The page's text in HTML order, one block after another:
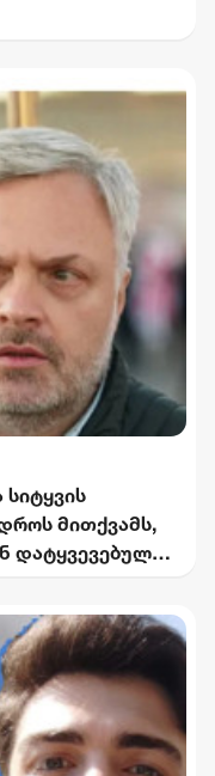
მითქვამს,
დატყვევებულს